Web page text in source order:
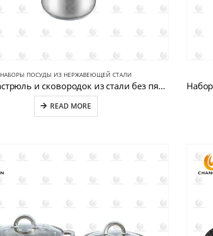
НАБОРЫ ПОСУДЫ ИЗ НЕРЖАВЕЮЩЕЙ СТАЛИ
Набор кастрюль и сковородок из стали без пятен CW-B031
READ MORE